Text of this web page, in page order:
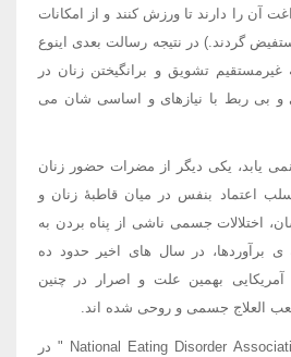
آن را دارند تا ورزش کنند و از امکانات
گردند.) در نتیجه رسالت بعدی اینوع
تشویق و برانگیختن زنان در
و بی ربط با نیازهای و اساسی شان می
یابد، یکی دیگر از مضرات حضور زنان
اعتماد بنفس در میان قاطبۀ زنان و
اختلالات جسمی ناشی از پناه بردن به
برآوردها، در سال های اخیر حدود ده
آمریکایی بهمین علت و اصرار در چنین
العلاج جسمی و روحی شده اند.
همچنین به گفتۀ نهاد " National Eating Disorder Association " در